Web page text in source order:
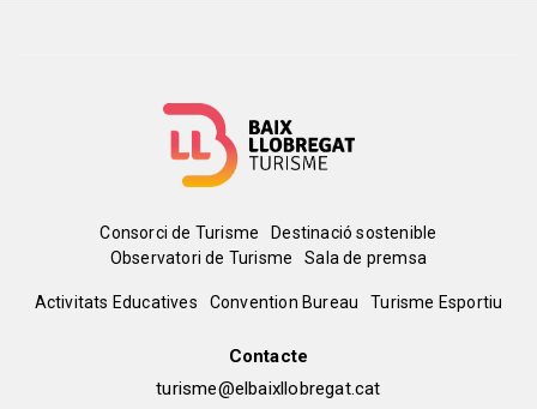
Menú
del
Consorci de Turisme
Destinació sostenible
Observatori de Turisme
Sala de premsa
Peu
Activitats Educatives Convention Bureau Turisme Esportiu
Contacte
turisme@elbaixllobregat.cat